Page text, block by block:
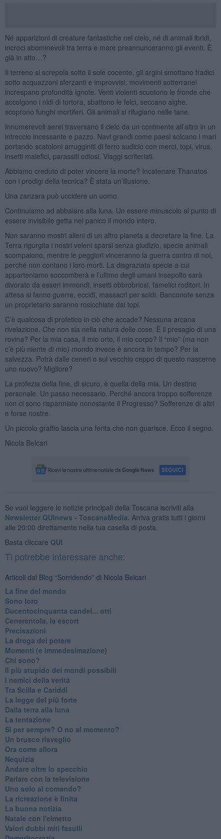
Né apparizioni di creature fantastiche nel cielo, né di animali ibridi,
incroci abominevoli tra terra e mare preannunceranno gli eventi. È
già in atto…?
Il terreno si screpola sotto il sole cocente, gli argini smottano fradici
sotto acquazzoni sferzanti e improvvisi, movimenti sotterranei
increspano profondità ignote. Venti violenti scuotono le fronde che
accolgono i nidi di tortora, sbattono le felci, seccano alghe,
scoprono funghi mortiferi. Gli animali si rifugiano nelle tane.
Innumerevoli aerei traversano il cielo da un continente all’altro in un
intreccio incessante e pazzo. Navi grandi come paesi solcano i mari
portando scatoloni arrugginiti di ferro sudicio con merci, topi, virus,
insetti malefici, parassiti odiosi. Viaggi scriteriati.
Abbiamo creduto di poter vincere la morte? Incatenare Thanatos
con i prodigi della tecnica? È stata un’illusione.
Una zanzara può uccidere un uomo.
Continuiamo ad abbaiare alla luna. Un essere minuscolo al punto di
essere invisibile getta nel panico il mondo intero.
Non saranno mostri alieni di un altro pianeta a decretare la fine. La
Terra rigurgita i nostri veleni sparsi senza giudizio, specie animali
scompaiono, mentre le peggiori vinceranno la guerra contro di noi,
perché non contano i loro morti. La disgraziata specie a cui
apparteniamo soccomberà e l’ultimo degli umani insepolto sarà
divorato da esseri immondi, insetti obbrobriosi, famelici roditori. In
attesa si fanno guerre, eccidi, massacri per soldi. Banconote senza
un proprietario saranno rosicchiate dai topi.
C’è qualcosa di profetico in ciò che accade? Nessuna arcana
rivelazione. Che non sia nella natura delle cose. È il presagio di una
rovina? Per la mia casa, il mio orto, il mio corpo? Il “mio” (ma non
c’è più niente di mio) mondo invece è ancora in tempo? Per la
salvezza. Potrà dalle ceneri o sul vecchio ceppo di questo nascerne
uno nuovo? Migliore?
La profezia della fine, di sicuro, è quella della mia. Un destino
personale. Un passo necessario. Perché ancora troppo sofferenze
non ci sono risparmiate nonostante il Progresso? Sofferenze di altri
e forse nostre.
Un piccolo graffio lascia una ferita che non guarisce. Ecco il segno.
Nicola Belcari
Se vuoi leggere le notizie principali della Toscana iscriviti alla
Newsletter QUInews - ToscanaMedia. Arriva gratis tutti i giorni
alle 20:00 direttamente nella tua casella di posta.
Basta cliccare QUI
Ti potrebbe interessare anche:
Articoli dal Blog “Sorridendo” di Nicola Belcari
La fine del mondo
Sono loro
Ducentocinquanta candel... otti
Cenerentola, la escort
Precisazioni
La droga del potere
Momenti (e immedesimazione)
Chi sono?
Il più stupido dei mondi possibili
I nemici della verità
Tra Scilla e Cariddi
La legge del più forte
Dalla terra alla luna
La tentazione
​Sì per sempre? O no al momento?
Un brusco risveglio
Ora come allora
Nequizia
Andare oltre lo specchio
Parlare con la televisione
Uno solo al comando?
La ricreazione è finita
La buona notizia
Natale con l'elmetto
Valori dubbi miti fasulli